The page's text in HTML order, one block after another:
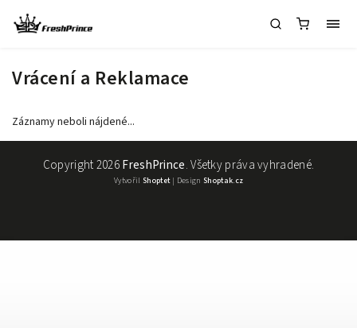
Vrácení a Reklamace
Záznamy neboli nájdené...
Copyright 2026FreshPrince. Všetky práva vyhradené.
Vytvořil Shoptet| Design Shoptak.cz